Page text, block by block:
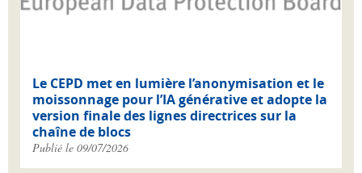
Le CEPD met en lumière l’anonymisation et le
moissonnage pour l’IA générative et adopte la
version finale des lignes directrices sur la
chaîne de blocs
Publié le 09/07/2026